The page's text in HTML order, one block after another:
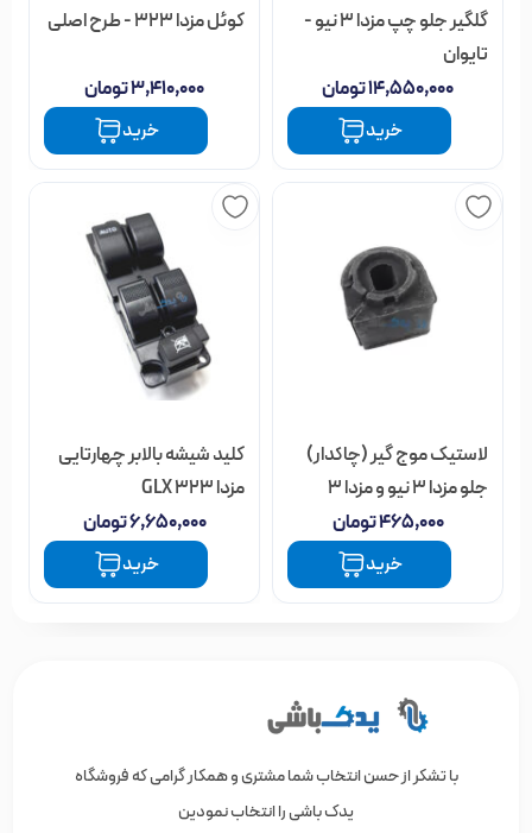
گلگیر جلو چپ مزدا 3 نیو -
تایوان
۱۴,۵۵۰,۰۰۰تومان
خرید
کوئل مزدا 323 - طرح اصلی
۳,۴۱۰,۰۰۰تومان
خرید
لاستیک موج گیر (چاکدار)
جلو مزدا 3 نیو و مزدا 3
۴۶۵,۰۰۰تومان
خرید
کلید شیشه بالابر چهارتایی
مزدا 323 GLX
۶,۶۵۰,۰۰۰تومان
خرید
با تشکر از حسن انتخاب شما مشتری و همکار گرامی که فروشگاه
یدک باشی را انتخاب نمودین